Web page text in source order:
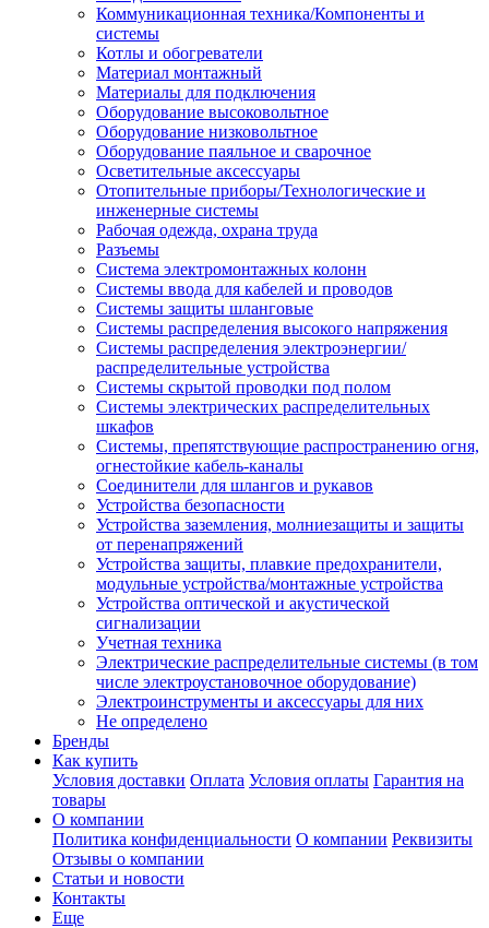
Коммуникационная техника/Компоненты и
системы
Котлы и обогреватели
Материал монтажный
Материалы для подключения
Оборудование высоковольтное
Оборудование низковольтное
Оборудование паяльное и сварочное
Осветительные аксессуары
Отопительные приборы/Технологические и
инженерные системы
Рабочая одежда, охрана труда
Разъемы
Система электромонтажных колонн
Системы ввода для кабелей и проводов
Системы защиты шланговые
Системы распределения высокого напряжения
Системы распределения электроэнергии/
распределительные устройства
Системы скрытой проводки под полом
Системы электрических распределительных
шкафов
Системы, препятствующие распространению огня,
огнестойкие кабель-каналы
Соединители для шлангов и рукавов
Устройства безопасности
Устройства заземления, молниезащиты и защиты
от перенапряжений
Устройства защиты, плавкие предохранители,
модульные устройства/монтажные устройства
Устройства оптической и акустической
сигнализации
Учетная техника
Электрические распределительные системы (в том
числе электроустановочное оборудование)
Электроинструменты и аксессуары для них
Не определено
Бренды
Как купить
Условия доставки Оплата Условия оплаты Гарантия на
товары
О компании
Политика конфиденциальности О компании Реквизиты
Отзывы о компании
Статьи и новости
Контакты
Еще